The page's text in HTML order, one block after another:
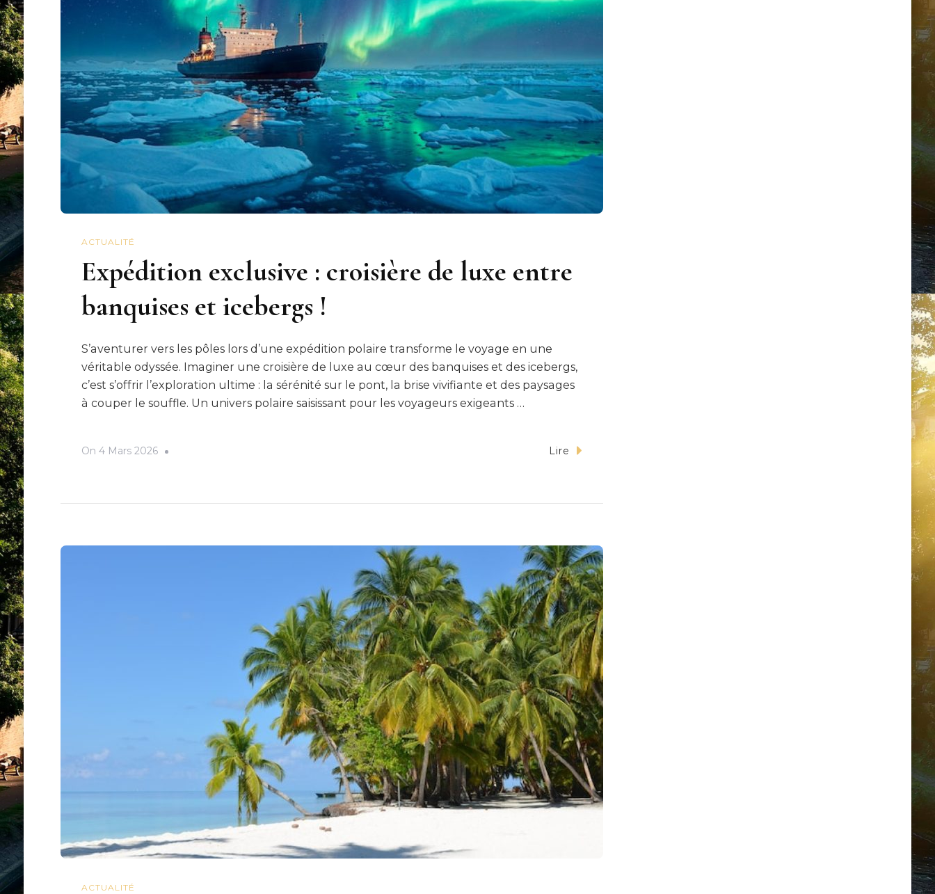
ACTUALITÉ
Expédition exclusive : croisière de luxe entre
banquises et icebergs !
S’aventurer vers les pôles lors d’une expédition polaire transforme le voyage en une
véritable odyssée. Imaginer une croisière de luxe au cœur des banquises et des icebergs,
c’est s’offrir l’exploration ultime : la sérénité sur le pont, la brise vivifiante et des paysages
à couper le souffle. Un univers polaire saisissant pour les voyageurs exigeants …
On 4 Mars 2026 Lire
ACTUALITÉ